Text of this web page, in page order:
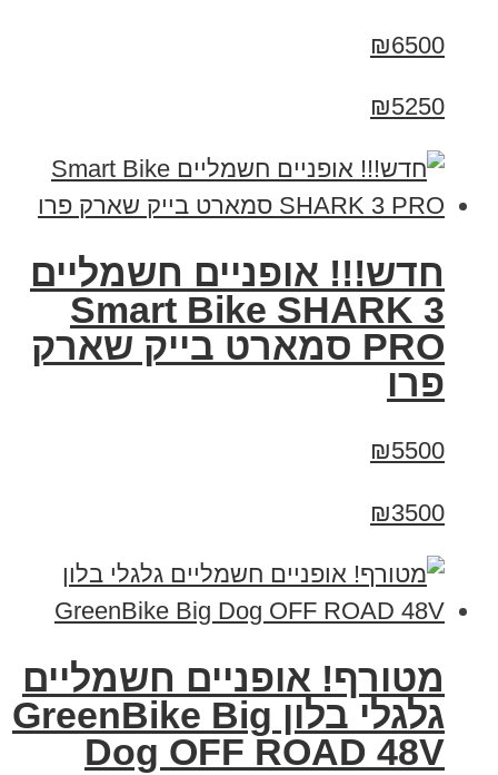
₪6500
₪5250
חדש!!! אופניים חשמליים
Smart Bike SHARK 3
PRO סמארט בייק שארק
פרו
₪5500
₪3500
מטורף! אופניים חשמליים
גלגלי בלון GreenBike Big
Dog OFF ROAD 48V